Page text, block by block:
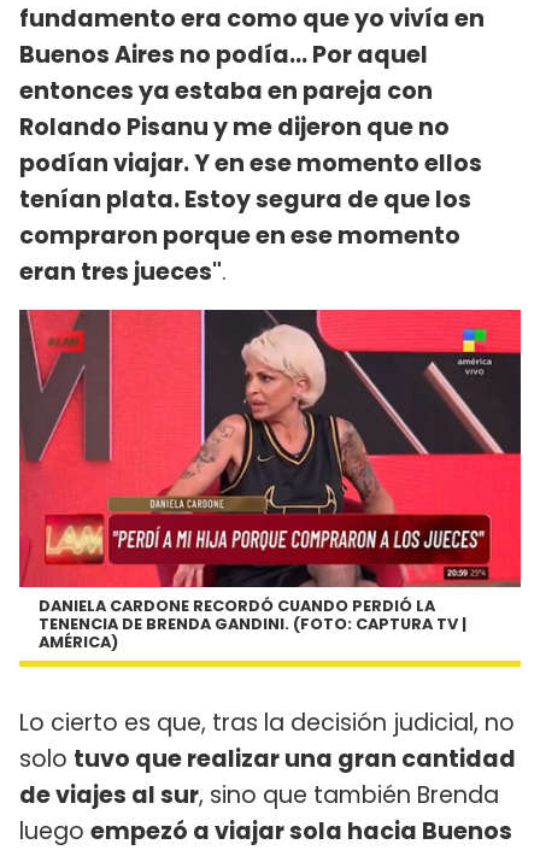
fundamento era como que yo vivía en
Buenos Aires no podía... Por aquel
entonces ya estaba en pareja con
Rolando Pisanu y me dijeron que no
podían viajar. Y en ese momento ellos
tenían plata. Estoy segura de que los
compraron porque en ese momento
eran tres jueces".
DANIELA CARDONE RECORDÓ CUANDO PERDIÓ LA
TENENCIA DE BRENDA GANDINI. (FOTO: CAPTURA TV |
AMÉRICA)
Lo cierto es que, tras la decisión judicial, no
solo tuvo que realizar una gran cantidad
de viajes al sur, sino que también Brenda
luego empezó a viajar sola hacia Buenos